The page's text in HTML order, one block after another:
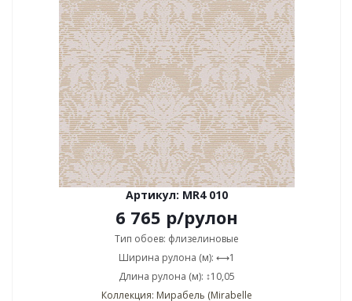
Артикул: MR4 010
6 765 р/рулон
Тип обоев: флизелиновые
Ширина рулона (м): ⟷1
Длина рулона (м): ↕10,05
Коллекция: Мирабель (Mirabelle